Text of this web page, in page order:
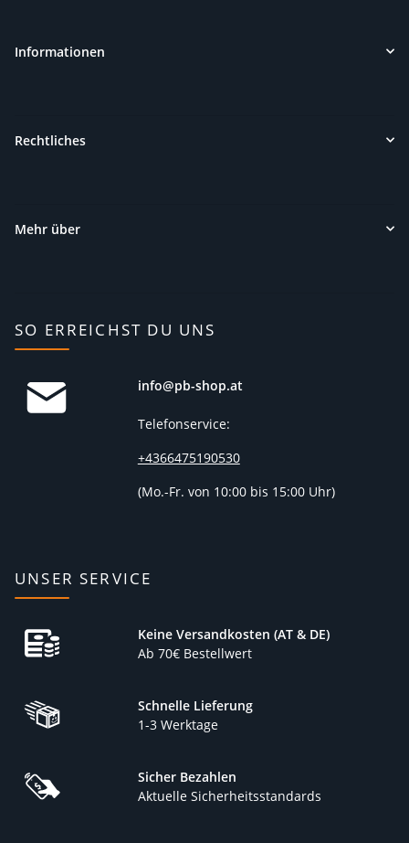
Informationen
Rechtliches
Mehr über
SO ERREICHST DU UNS
info@pb-shop.at
Telefonservice:
+4366475190530
(Mo.-Fr. von 10:00 bis 15:00 Uhr)
UNSER SERVICE
Keine Versandkosten (AT & DE)
Ab 70€ Bestellwert
Schnelle Lieferung
1-3 Werktage
Sicher Bezahlen
Aktuelle Sicherheitsstandards